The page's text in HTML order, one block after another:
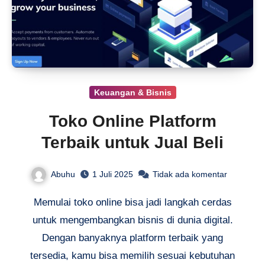
Keuangan & Bisnis
Toko Online Platform
Terbaik untuk Jual Beli
Abuhu 1 Juli 2025 Tidak ada komentar
Memulai toko online bisa jadi langkah cerdas
untuk mengembangkan bisnis di dunia digital.
Dengan banyaknya platform terbaik yang
tersedia, kamu bisa memilih sesuai kebutuhan